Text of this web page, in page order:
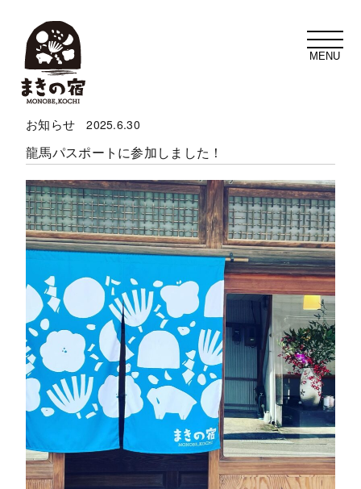
t
o
g
t
i
o
n
お知らせ 2025.6.30
龍馬パスポートに参加しました！